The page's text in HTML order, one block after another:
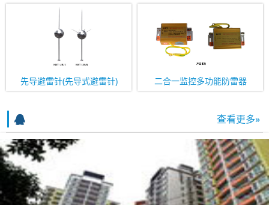
先导避雷针(先导式避雷针) 二合一监控多功能防雷器
查看更多»